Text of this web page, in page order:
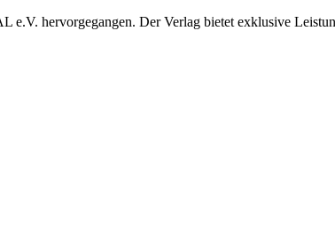
hervorgegangen. Der Verlag bietet exklusive